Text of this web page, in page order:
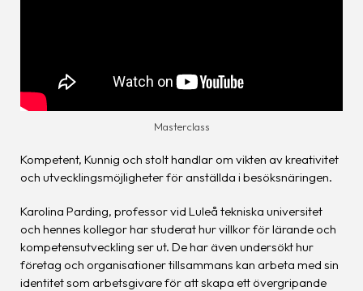
Masterclass
Kompetent, Kunnig och stolt handlar om vikten av kreativitet
och utvecklingsmöjligheter för anställda i besöksnäringen.
Karolina Parding, professor vid Luleå tekniska universitet
och hennes kollegor har studerat hur villkor för lärande och
kompetensutveckling ser ut. De har även undersökt hur
företag och organisationer tillsammans kan arbeta med sin
identitet som arbetsgivare för att skapa ett övergripande